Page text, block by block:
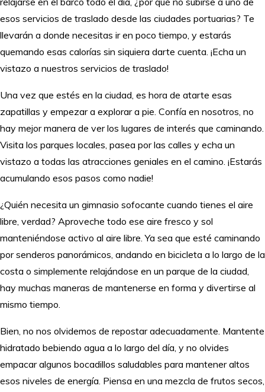
esos servicios de traslado desde las ciudades portuarias? Te
llevarán a donde necesitas ir en poco tiempo, y estarás
quemando esas calorías sin siquiera darte cuenta. ¡Echa un
vistazo a nuestros servicios de traslado!
Una vez que estés en la ciudad, es hora de atarte esas
zapatillas y empezar a explorar a pie. Confía en nosotros, no
hay mejor manera de ver los lugares de interés que caminando.
Visita los parques locales, pasea por las calles y echa un
vistazo a todas las atracciones geniales en el camino. ¡Estarás
acumulando esos pasos como nadie!
¿Quién necesita un gimnasio sofocante cuando tienes el aire
libre, verdad? Aproveche todo ese aire fresco y sol
manteniéndose activo al aire libre. Ya sea que esté caminando
por senderos panorámicos, andando en bicicleta a lo largo de la
costa o simplemente relajándose en un parque de la ciudad,
hay muchas maneras de mantenerse en forma y divertirse al
mismo tiempo.
Bien, no nos olvidemos de repostar adecuadamente. Mantente
hidratado bebiendo agua a lo largo del día, y no olvides
empacar algunos bocadillos saludables para mantener altos
esos niveles de energía. Piensa en una mezcla de frutos secos,